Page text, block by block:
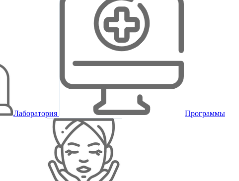
Лаборатория Программы